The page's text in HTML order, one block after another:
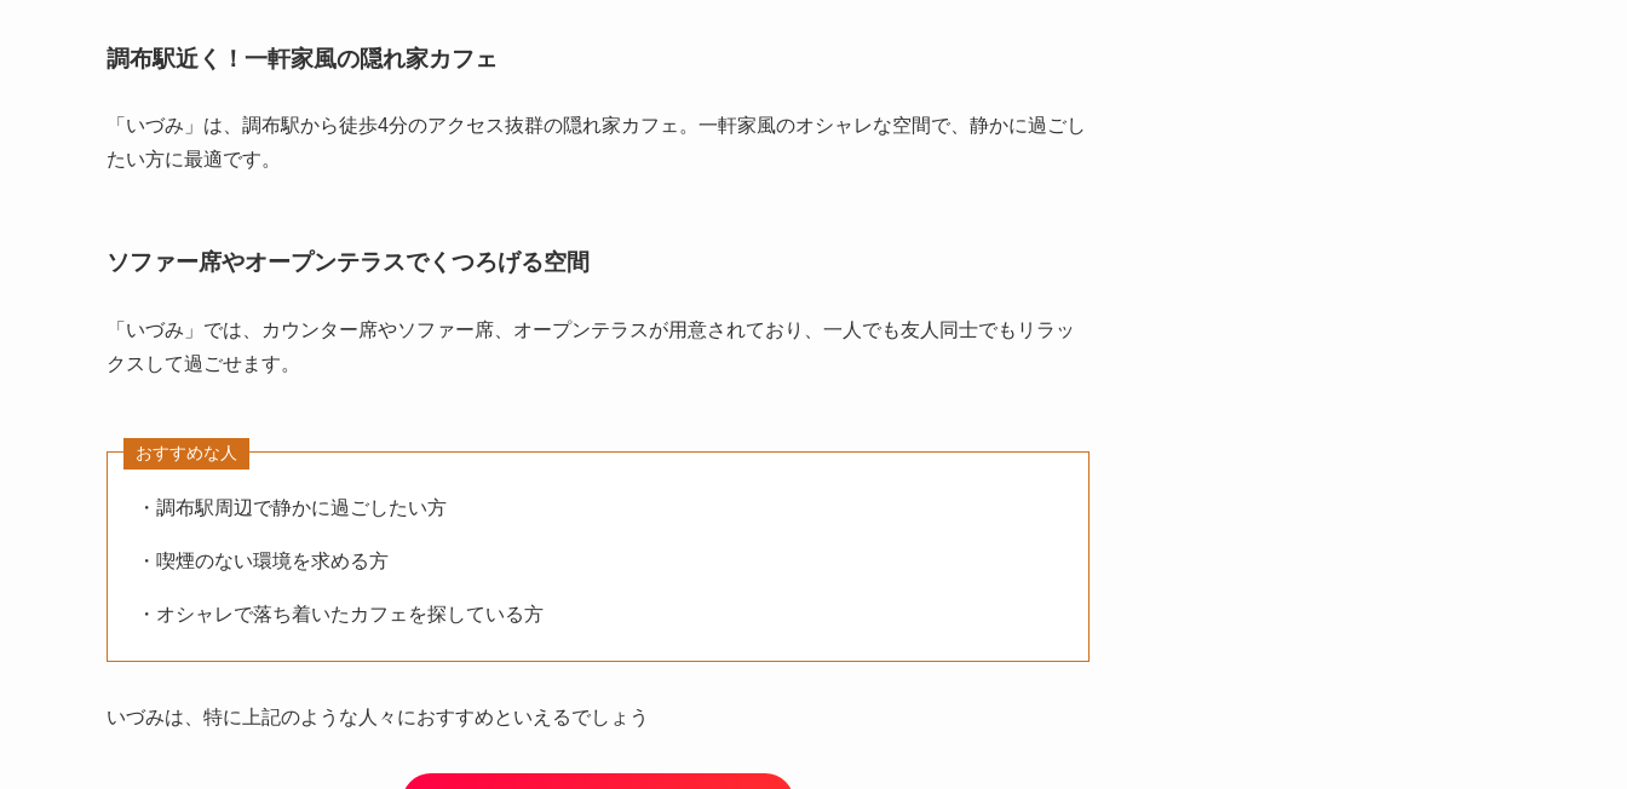
調布駅近く！一軒家風の隠れ家カフェ
「いづみ」は、調布駅から徒歩4分のアクセス抜群の隠れ家カフェ。一軒家風のオシャレな空間で、静かに過ごし
たい方に最適です。
ソファー席やオープンテラスでくつろげる空間
「いづみ」では、カウンター席やソファー席、オープンテラスが用意されており、一人でも友人同士でもリラッ
クスして過ごせます。
おすすめな人
・調布駅周辺で静かに過ごしたい方
・喫煙のない環境を求める方
・オシャレで落ち着いたカフェを探している方
いづみは、特に上記のような人々におすすめといえるでしょう